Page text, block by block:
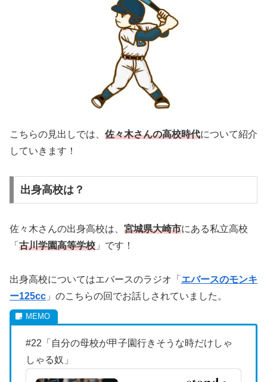
こちらの見出しでは、 佐々木さんの高校時代について紹介
していきます！
出身高校は？
佐々木さんの出身高校は、 宮城県大崎市にある私立高校
「 古川学園高等学校 」です！
出身高校についてはエバースのラジオ「 エバースのモンキ
ー125cc 」のこちらの回でお話しされていました。
#22「自分の母校が甲子園行きそうな時だけしゃ
しゃる奴」